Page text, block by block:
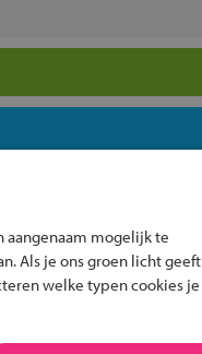
bij
aangenaam mogelijk te
Als je ons groen licht geeft
welke typen cookies je